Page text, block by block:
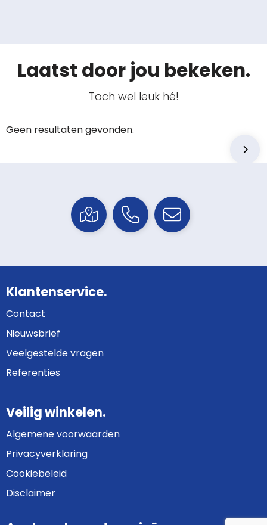
Laatst door jou bekeken.
Toch wel leuk hé!
Geen resultaten gevonden.
Klantenservice.
Contact
Nieuwsbrief
Veelgestelde vragen
Referenties
Veilig winkelen.
Algemene voorwaarden
Privacyverklaring
Cookiebeleid
Disclaimer